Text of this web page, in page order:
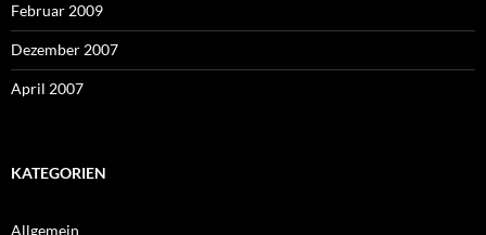
Februar 2009
Dezember 2007
April 2007
KATEGORIEN
Allgemein